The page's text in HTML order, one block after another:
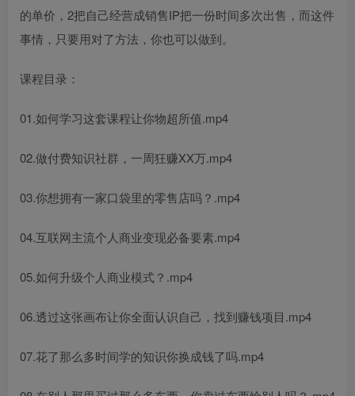
的单价，2把自己经营成销售IP把一份时间多次出售，而这件
事情，只要用对了方法，你也可以做到。
课程目录：
01.如何学习这套课程让你物超所值.mp4
02.做付费知识社群，一周狂赚XX万.mp4
03.你想拥有一家口袋里的零售店吗？.mp4
04.互联网主流个人商业变现必备要素.mp4
05.如何升级个人商业模式？.mp4
06.透过这张画布让你全面认识自己，找到赚钱项目.mp4
07.花了那么多时间学的知识你换成钱了吗.mp4